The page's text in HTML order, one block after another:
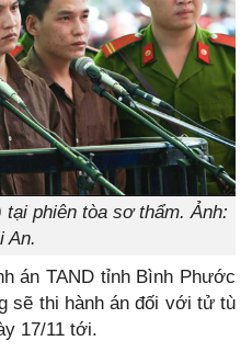
phiên tòa sơ thẩm. Ảnh:
An.
án TAND tỉnh Bình Phước
sẽ thi hành án đối với tử tù
17/11 tới.